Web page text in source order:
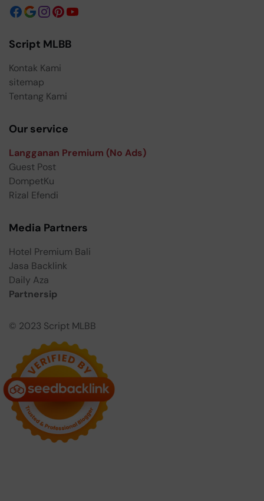
Script MLBB
Kontak Kami
sitemap
Tentang Kami
Our service
Langganan Premium (No Ads)
Guest Post
DompetKu
Rizal Efendi
Media Partners
Hotel Premium Bali
Jasa Backlink
Daily Aza
Partnersip
© 2023 Script MLBB